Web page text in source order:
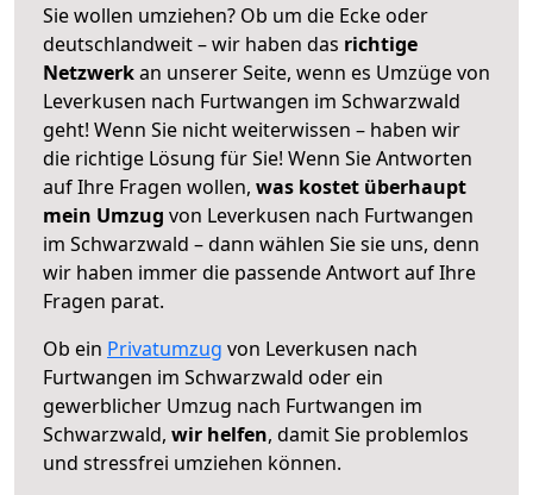
Sie wollen umziehen? Ob um die Ecke oder
deutschlandweit – wir haben das richtige
Netzwerkan unserer Seite, wenn es Umzüge von
Leverkusen nach Furtwangen im Schwarzwald
geht! Wenn Sie nicht weiterwissen – haben wir
die richtige Lösung für Sie! Wenn Sie Antworten
auf Ihre Fragen wollen, was kostet überhaupt
mein Umzug von Leverkusen nach Furtwangen
im Schwarzwald – dann wählen Sie sie uns, denn
wir haben immer die passende Antwort auf Ihre
Fragen parat.
Ob ein Privatumzug von Leverkusen nach
Furtwangen im Schwarzwald oder ein
gewerblicher Umzug nach Furtwangen im
Schwarzwald, wir helfen, damit Sie problemlos
und stressfrei umziehen können.